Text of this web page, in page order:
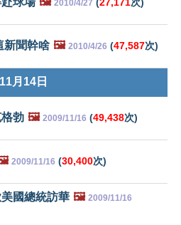
2010/4/27
新聞幹啥 🖼️ 2010/4/26 (47,587次)
月14日
勃 🖼️ 2009/11/16 (49,438次)
2009/11/16 (30,400次)
國總統訪華 🖼️ 2009/11/16